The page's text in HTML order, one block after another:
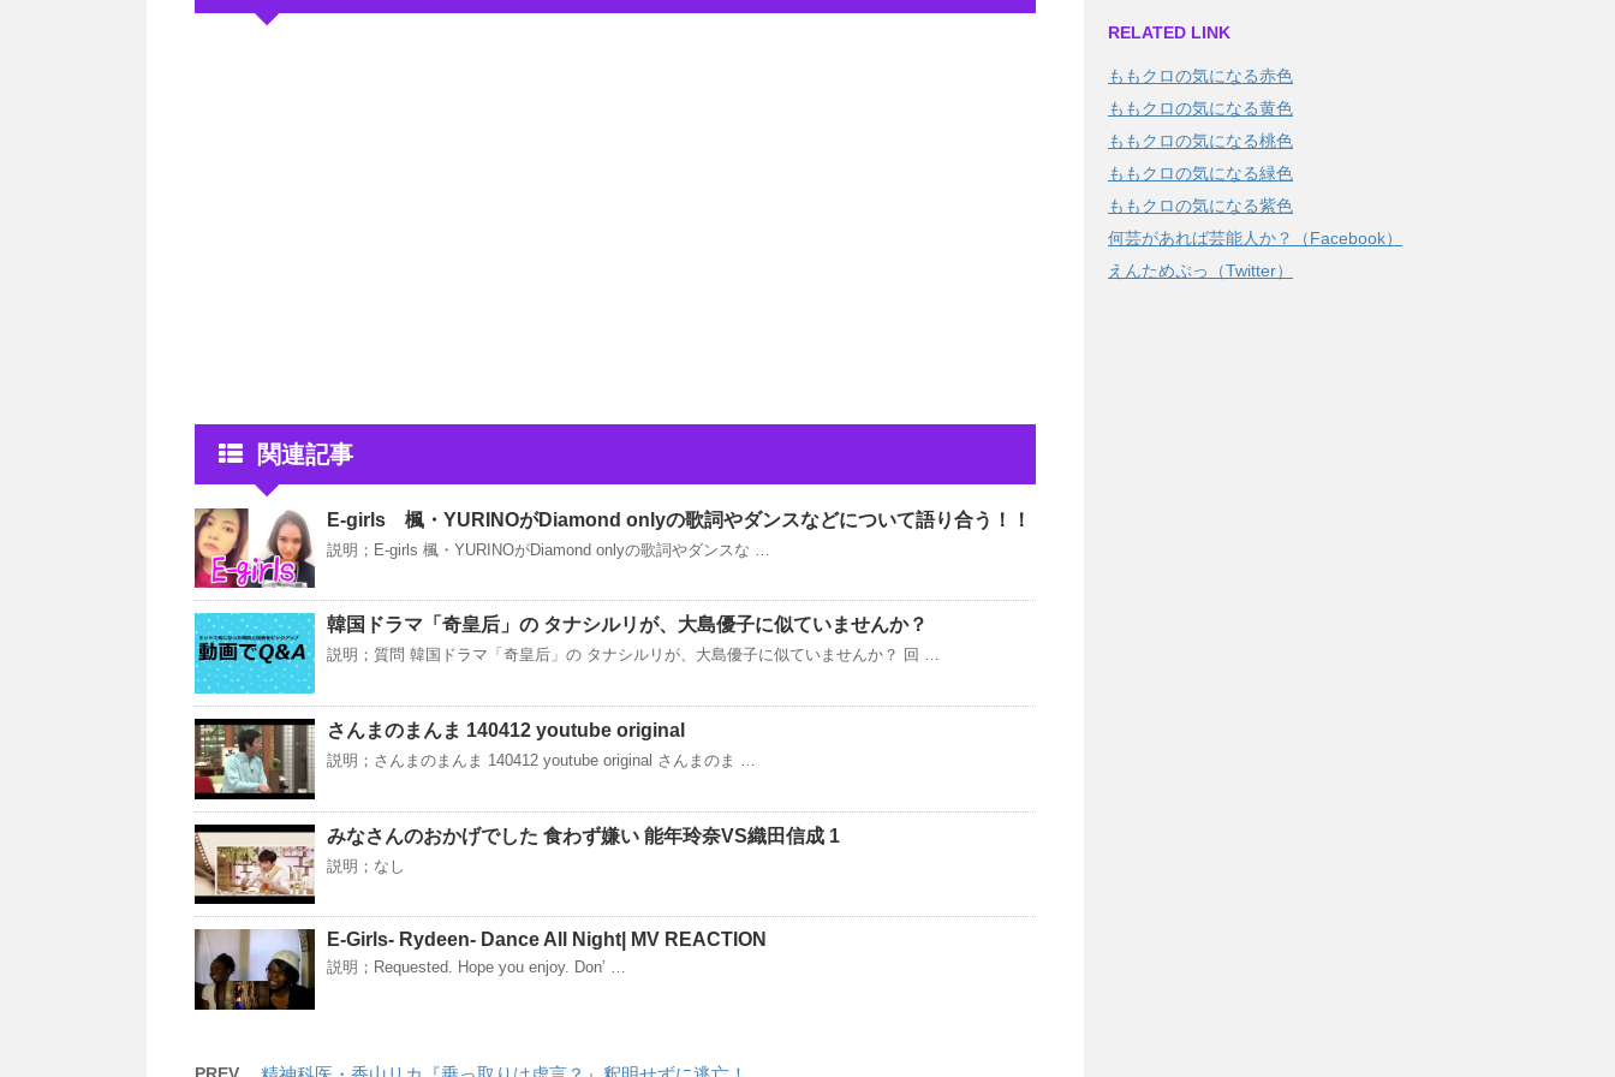
関連記事
E-girls 楓・YURINOがDiamond onlyの歌詞やダンスなどについて語り合う！！
説明；E-girls 楓・YURINOがDiamond onlyの歌詞やダンスな …
韓国ドラマ「奇皇后」の タナシルリが、大島優子に似ていませんか？
説明；質問 韓国ドラマ「奇皇后」の タナシルリが、大島優子に似ていませんか？ 回 …
さんまのまんま 140412 youtube original
説明；さんまのまんま 140412 youtube original さんまのま …
みなさんのおかげでした 食わず嫌い 能年玲奈VS織田信成 1
説明；なし
E-Girls- Rydeen- Dance All Night| MV REACTION
説明；Requested. Hope you enjoy. Don’ …
RELATED LINK
ももクロの気になる赤色
ももクロの気になる黄色
ももクロの気になる桃色
ももクロの気になる緑色
ももクロの気になる紫色
何芸があれば芸能人か？（Facebook）
えんためぷっ（Twitter）